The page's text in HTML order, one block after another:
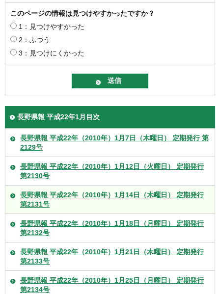
このページの情報は見つけやすかったですか？
1：見つけやすかった
2：ふつう
3：見つけにくかった
長野県報 平成22年1月目次
長野県報 平成22年（2010年）1月7日（木曜日） 定期発行 第
2129号
長野県報 平成22年（2010年）1月12日（火曜日） 定期発行
第2130号
長野県報 平成22年（2010年）1月14日（木曜日） 定期発行
第2131号
長野県報 平成22年（2010年）1月18日（月曜日） 定期発行
第2132号
長野県報 平成22年（2010年）1月21日（木曜日） 定期発行
第2133号
長野県報 平成22年（2010年）1月25日（月曜日） 定期発行
第2134号